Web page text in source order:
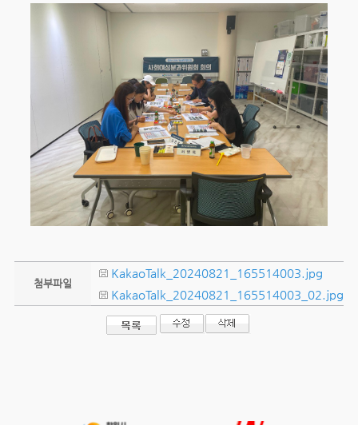
첨부파일
KakaoTalk_20240821_165514003.jpg
KakaoTalk_20240821_165514003_02.jpg